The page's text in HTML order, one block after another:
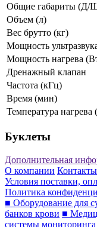
Общие габариты (Д/
Объем (л)
Вес брутто (кг)
Мощность
Мощность нагрева
Дренажный клапан
Частота (кГц)
Время (мин)
Температура нагрева
Буклеты
Дополнительная
О компании Контакты
Условия поставки,
Политика
■ Оборудование для
банков крови ■
системы